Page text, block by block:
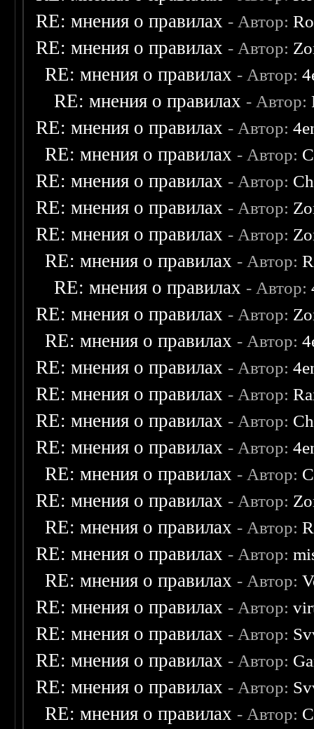
RE: мнения о правилах - Автор:
RE: мнения о правилах - Автор:
RE: мнения о правилах - Автор:
RE: мнения о правилах - Автор:
RE: мнения о правилах - Автор:
RE: мнения о правилах - Автор:
RE: мнения о правилах - Автор:
RE: мнения о правилах - Автор:
RE: мнения о правилах - Автор:
RE: мнения о правилах - Автор:
RE: мнения о правилах - Автор:
RE: мнения о правилах - Автор:
RE: мнения о правилах - Автор:
RE: мнения о правилах - Автор:
RE: мнения о правилах - Автор:
RE: мнения о правилах - Автор:
RE: мнения о правилах - Автор:
RE: мнения о правилах - Автор:
RE: мнения о правилах - Автор:
RE: мнения о правилах - Автор:
RE: мнения о правилах - Автор:
RE: мнения о правилах - Автор:
RE: мнения о правилах - Автор:
RE: мнения о правилах - Автор:
RE: мнения о правилах - Автор:
RE: мнения о правилах - Автор:
RE: мнения о правилах - Автор: